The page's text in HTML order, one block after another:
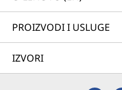
PROIZVODI I USLUGE
IZVORI